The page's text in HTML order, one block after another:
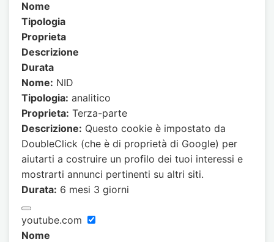
Nome
Tipologia
Proprieta
Descrizione
Durata
Nome: NID
Tipologia: analitico
Proprieta: Terza-parte
Descrizione: Questo cookie è impostato da
DoubleClick (che è di proprietà di Google) per
aiutarti a costruire un profilo dei tuoi interessi e
mostrarti annunci pertinenti su altri siti.
Durata: 6 mesi 3 giorni
youtube.com
Nome